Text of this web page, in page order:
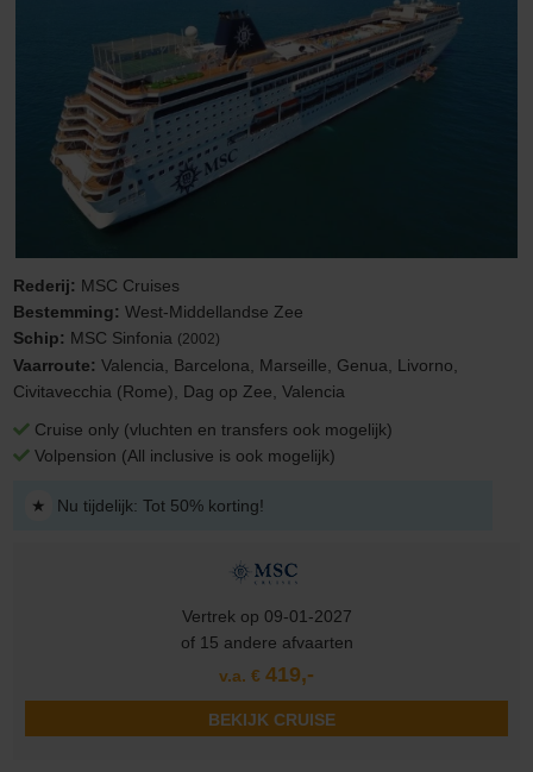
Rederij: MSC Cruises
Bestemming:West-Middellandse Zee
Schip: MSC Sinfonia (2002)
Vaarroute:Valencia, Barcelona, Marseille, Genua, Livorno,
Civitavecchia (Rome), Dag op Zee, Valencia
Cruise only (vluchten en transfers ook mogelijk)
Volpension (All inclusive is ook mogelijk)
★ Nu tijdelijk: Tot 50% korting!
Vertrek op 09-01-2027
of 15 andere afvaarten
v.a. € 419,-
BEKIJK CRUISE